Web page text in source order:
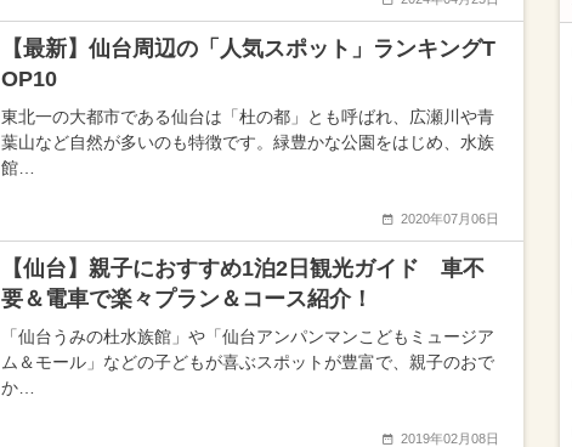
【最新】仙台周辺の「人気スポット」ランキングT
OP10
東北一の大都市である仙台は「杜の都」とも呼ばれ、広瀬川や青
葉山など自然が多いのも特徴です。緑豊かな公園をはじめ、水族
館…
2020年07月06日
【仙台】親子におすすめ1泊2日観光ガイド 車不
要＆電車で楽々プラン＆コース紹介！
「仙台うみの杜水族館」や「仙台アンパンマンこどもミュージア
ム＆モール」などの子どもが喜ぶスポットが豊富で、親子のおで
か…
2019年02月08日